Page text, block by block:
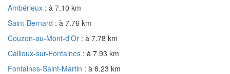
Ambérieux : à 7.10 km
Saint-Bernard : à 7.76 km
Couzon-au-Mont-d'Or : à 7.78 km
Cailloux-sur-Fontaines : à 7.93 km
Fontaines-Saint-Martin : à 8.23 km